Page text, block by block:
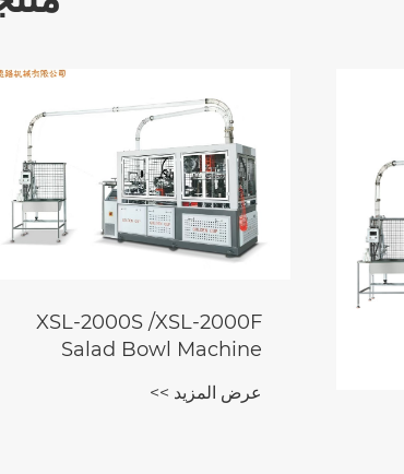
XSL-2000S /XSL-2000F
Salad Bowl Machine
Machine
عرض المزيد >>